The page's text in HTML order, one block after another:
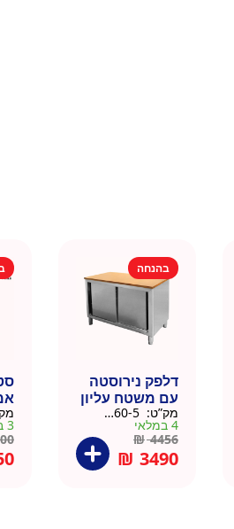
בהנחה
דלפק נירוסטה
עם משטח עליון
עץ מלא גוון
דניאל
מק”ט:
4 במלאי
₪4456
₪ 3490
60
3 במלאי